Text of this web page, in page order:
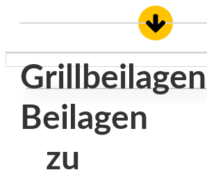
Beilagen
zu